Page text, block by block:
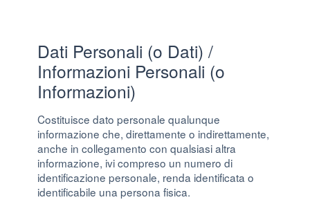
Dati Personali (o Dati) /
Informazioni Personali (o
Informazioni)
Costituisce dato personale qualunque
informazione che, direttamente o indirettamente,
anche in collegamento con qualsiasi altra
informazione, ivi compreso un numero di
identificazione personale, renda identificata o
identificabile una persona fisica.